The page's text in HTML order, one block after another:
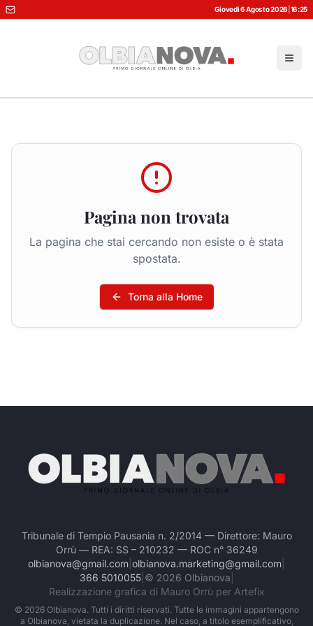
Giovedì 6 Agosto 2026 16:25
Pagina non trovata
La pagina che stai cercando non esiste o è stata
spostata.
Torna alla Home
Tribunale di Tempio Pausania n. 2/2014 — Direttore: Mauro
Orrù — REA: SS – 210232 — ROC n° 36249
olbianova@gmail.com olbianova.marketing@gmail.com
366 5010055| © 2026 Olbianova
Realizzazione grafica di Mauro Orrù per Artefix
© 2026Olbianova. Tutti i diritti riservati. Tutte le immagini appartengono
a Olbianova, vietata la duplicazione. Nel caso, a titolo esemplificativo,